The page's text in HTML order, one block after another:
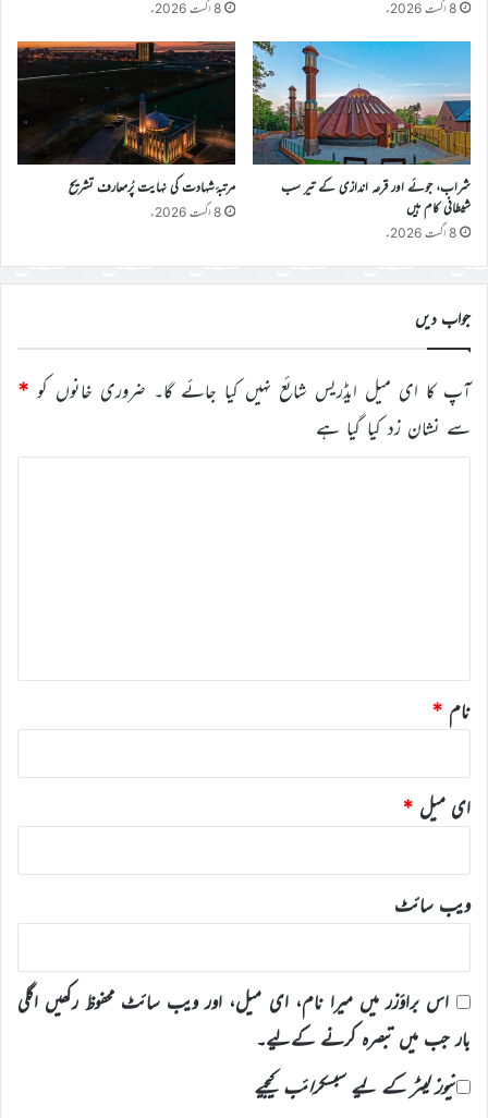
8 اگست 2026ء 8 اگست 2026ء
شراب، جوئے اور قرعہ اندازی کے تیر سب
شیطانی کام ہیں
8 اگست 2026ء
مرتبۂ شہادت کی نہایت پُرمعارف تشریح
8 اگست 2026ء
جواب دیں
آپ کا ای میل ایڈریس شائع نہیں کیا جائے گا۔ ضروری خانوں کو *
سے نشان زد کیا گیا ہے
نام *
ای میل *
ویب‌ سائٹ
اس براؤزر میں میرا نام، ای میل، اور ویب سائٹ محفوظ رکھیں اگلی
بار جب میں تبصرہ کرنے کےلیے۔
نیوز لیٹر کے لیے سبسکرائب کیجیے